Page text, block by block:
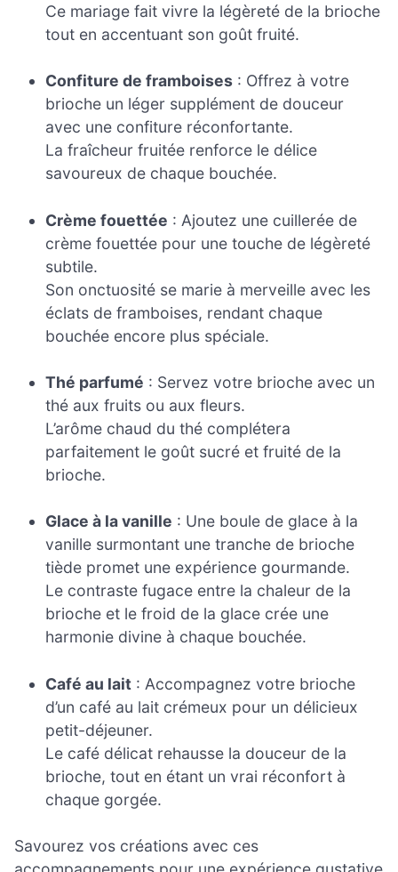
Ce mariage fait vivre la légèreté de la brioche
tout en accentuant son goût fruité.
Confiture de framboises : Offrez à votre
brioche un léger supplément de douceur
avec une confiture réconfortante.
La fraîcheur fruitée renforce le délice
savoureux de chaque bouchée.
Crème fouettée : Ajoutez une cuillerée de
crème fouettée pour une touche de légèreté
subtile.
Son onctuosité se marie à merveille avec les
éclats de framboises, rendant chaque
bouchée encore plus spéciale.
Thé parfumé : Servez votre brioche avec un
thé aux fruits ou aux fleurs.
L’arôme chaud du thé complétera
parfaitement le goût sucré et fruité de la
brioche.
Glace à la vanille : Une boule de glace à la
vanille surmontant une tranche de brioche
tiède promet une expérience gourmande.
Le contraste fugace entre la chaleur de la
brioche et le froid de la glace crée une
harmonie divine à chaque bouchée.
Café au lait : Accompagnez votre brioche
d’un café au lait crémeux pour un délicieux
petit-déjeuner.
Le café délicat rehausse la douceur de la
brioche, tout en étant un vrai réconfort à
chaque gorgée.
Savourez vos créations avec ces